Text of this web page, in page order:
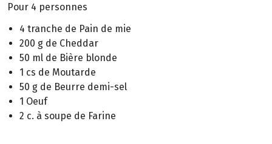
Pour 4 personnes
4 tranche de Pain de mie
200 g de Cheddar
50 ml de Bière blonde
1 cs de Moutarde
50 g de Beurre demi-sel
1 Oeuf
2 c. à soupe de Farine